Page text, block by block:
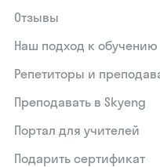
Отзывы
Наш подход к обучению
Репетиторы и
Преподавать в Skyeng
Портал для учителей
Подарить сертификат